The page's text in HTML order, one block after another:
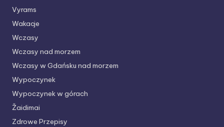
Vyrams
Wakacje
Wczasy
Wczasy nad morzem
Wczasy w Gdańsku nad morzem
Wypoczynek
Wypoczynek w górach
Žaidimai
Zdrowe Przepisy